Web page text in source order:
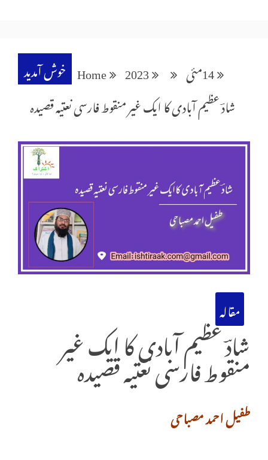
خوش آمدید Home 2023 مئی14
شادؔ عظیم آبادی کا ایک غیر منقوط فارسی نعتیہ قصیدہ
مقالہ
شادؔ عظیم آبادی کا ایک غیر
منقوط فارسی نعتیہ قصیدہ
طفیل احمد مصباحی